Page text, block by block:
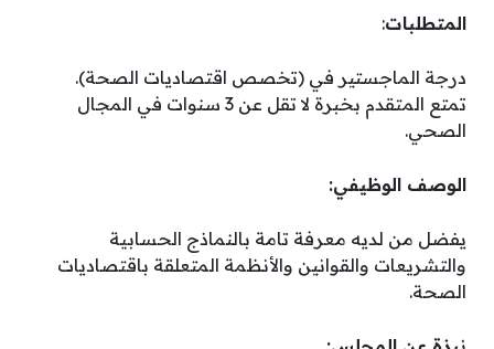
المتطلبات:
درجة الماجستير في (تخصص اقتصاديات الصحة).
تمتع المتقدم بخبرة لا تقل عن 3 سنوات في المجال
الصحي.
الوصف الوظيفي:
يفضل من لديه معرفة تامة بالنماذج الحسابية
والتشريعات والقوانين والأنظمة المتعلقة باقتصاديات
الصحة.